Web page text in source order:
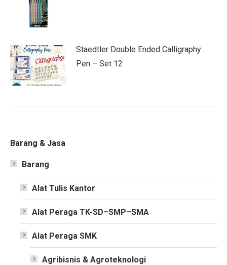
Staedtler Double Ended Calligraphy
Pen – Set 12
Barang & Jasa
Barang
Alat Tulis Kantor
Alat Peraga TK-SD–SMP–SMA
Alat Peraga SMK
Agribisnis & Agroteknologi